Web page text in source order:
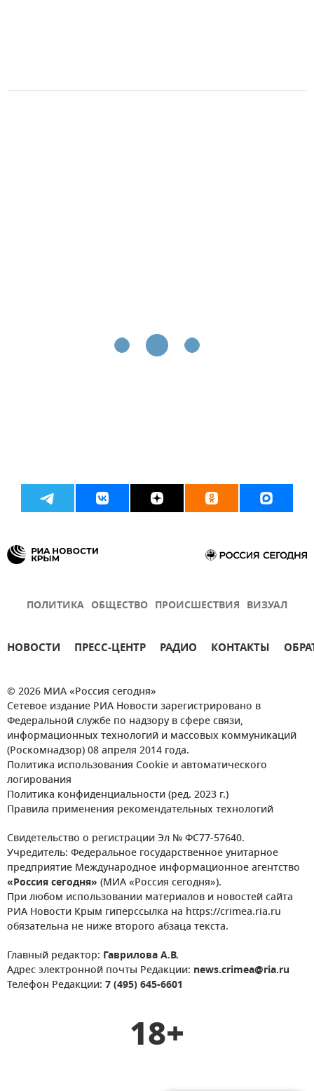
ПОЛИТИКА ОБЩЕСТВО ПРОИСШЕСТВИЯ ВИЗУАЛ
НОВОСТИ ПРЕСС-ЦЕНТР РАДИО КОНТАКТЫ
© 2026 МИА «Россия сегодня»
Сетевое издание РИА Новости зарегистрировано в
Федеральной службе по надзору в сфере связи,
информационных технологий и массовых коммуникаций
(Роскомнадзор) 08 апреля 2014 года.
Политика использования Cookie и автоматического
логирования
Политика конфиденциальности (ред. 2023 г.)
Правила применения рекомендательных технологий
Свидетельство о регистрации Эл № ФС77-57640.
Учредитель: Федеральное государственное унитарное
предприятие Международное информационное агентство
«Россия сегодня» (МИА «Россия сегодня»).
При любом использовании материалов и новостей сайта
РИА Новости Крым гиперссылка на https://crimea.ria.ru
обязательна не ниже второго абзаца текста.
Главный редактор: Гаврилова А.В.
Адрес электронной почты Редакции: news.crimea@ria.ru
Телефон Редакции: 7 (495) 645-6601
18+